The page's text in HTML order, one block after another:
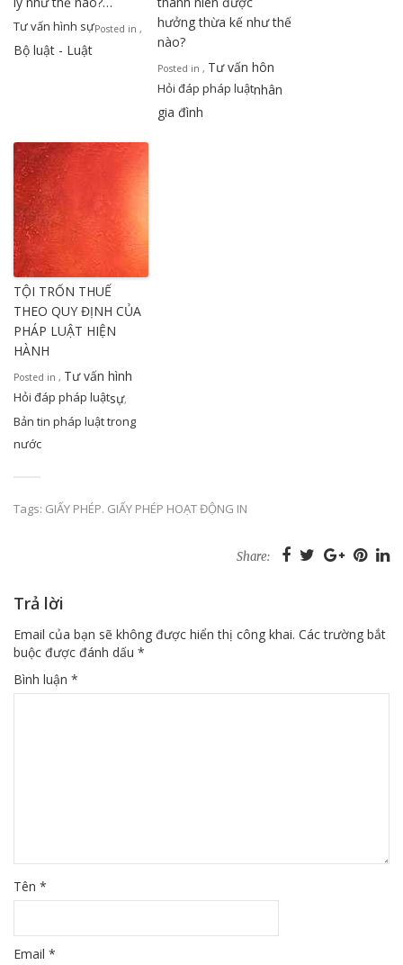
Posted in
Tư vấn hình sự ,
Bộ luật - Luật
hưởng thừa kế như thế
nào?
Posted in
Hỏi đáp pháp luật
, Tư vấn hôn
nhân
gia đình
TỘI TRỐN THUẾ
THEO QUY ĐỊNH CỦA
PHÁP LUẬT HIỆN
HÀNH
Posted in
Hỏi đáp pháp luật
, Tư vấn hình
sự,
Bản tin pháp luật trong
nước
Tags: GIẤY PHÉP. GIẤY PHÉP HOẠT ĐỘNG IN
Share:
Trả lời
Email của bạn sẽ không được hiển thị công khai. Các trường bắt
buộc được đánh dấu *
Bình luận *
Tên *
Email *